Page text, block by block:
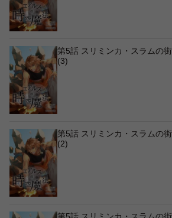
第5話 スリミンカ・スラムの
(3)
第5話 スリミンカ・スラムの
(2)